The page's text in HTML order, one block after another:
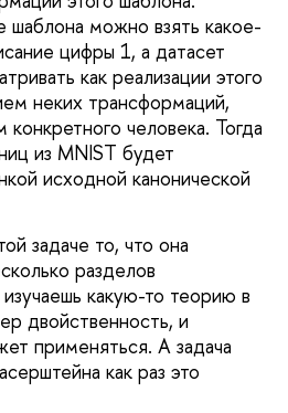
шаблона можно взять какое-
цифры 1, а датасет
как реализации этого
неких трансформаций,
человека. Тогда
из MNIST будет
исходной канонической
задаче то, что она
разделов
какую-то теорию в
двойственность, и
применяться. А задача
как раз это